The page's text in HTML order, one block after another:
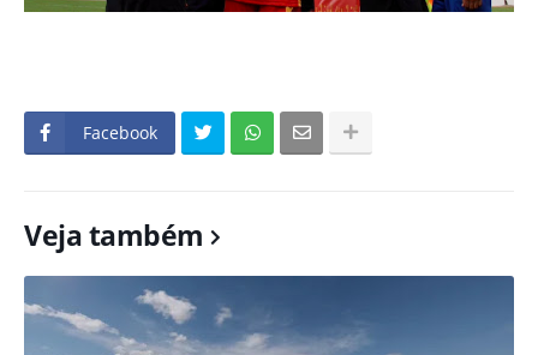
Facebook
Veja também